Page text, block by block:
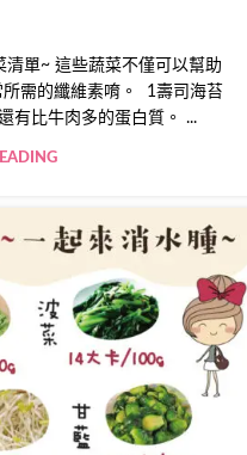
單~ 這些蔬菜不僅可以幫助
需的纖維素唷。 1壽司海苔
有比牛肉多的蛋白質。 ...